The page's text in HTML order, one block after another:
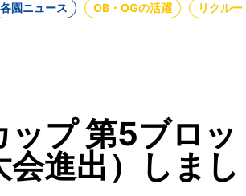
各園ニュース OB・OGの活躍 リクルー
プ 第5ブロッ
進出）しまし